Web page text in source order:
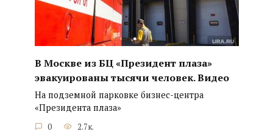
В Москве из БЦ «Президент плаза»
эвакуированы тысячи человек. Видео
На подземной парковке бизнес-центра
«Президента плаза»
0 2.7к.